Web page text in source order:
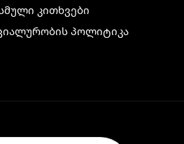
კითხვები
პოლიტიკა